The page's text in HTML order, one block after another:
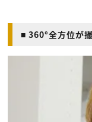
■ 360°全方位が